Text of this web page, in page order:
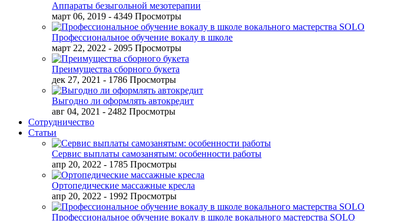
Аппараты безыгольной мезотерапии
март 06, 2019 - 4349 Просмотры
Профессиональное обучение вокалу в школе
март 22, 2022 - 2095 Просмотры
Преимущества сборного букета
дек 27, 2021 - 1786 Просмотры
Выгодно ли оформлять автокредит
авг 04, 2021 - 2482 Просмотры
Сотрудничество
Статьи
Сервис выплаты самозанятым: особенности работы
апр 20, 2022 - 1785 Просмотры
Ортопедические массажные кресла
апр 20, 2022 - 1992 Просмотры
Профессиональное обучение вокалу в школе вокального мастерства SOLO